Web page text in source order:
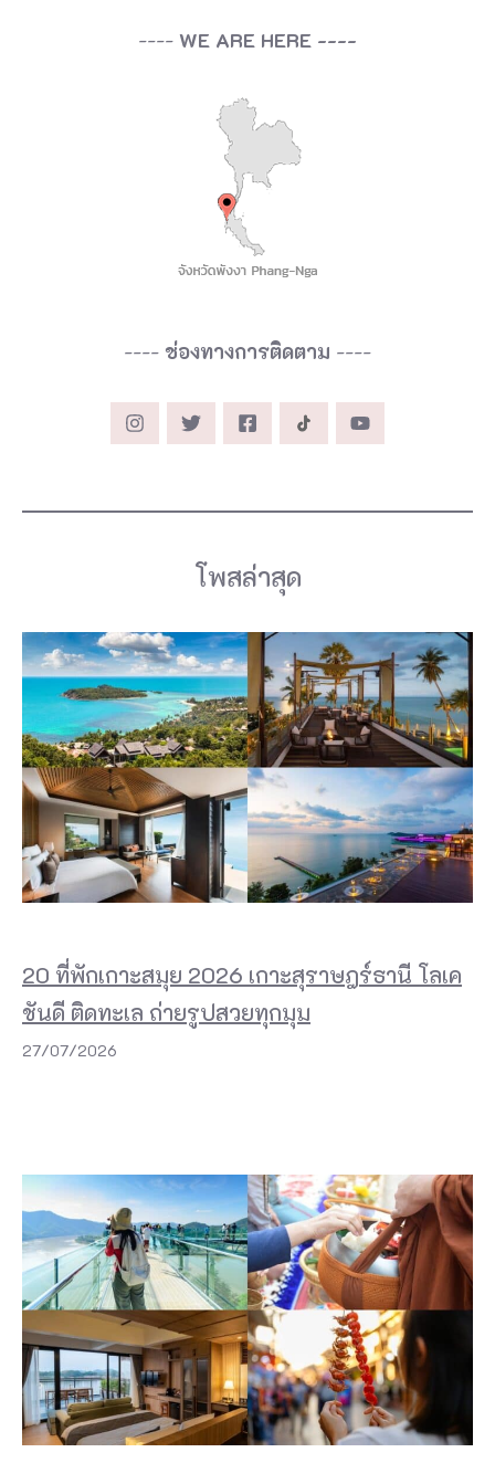
---- WE ARE HERE ----
---- ช่องทางการติดตาม ----
โพสล่าสุด
20 ที่พักเกาะสมุย 2026 เกาะสุราษฎร์ธานี โลเค
ชันดี ติดทะเล ถ่ายรูปสวยทุกมุม
27/07/2026